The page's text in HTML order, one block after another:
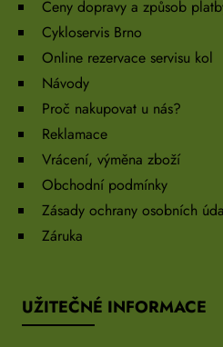
Ceny dopravy a způsob
Cykloservis Brno
Online rezervace servisu kol
Návody
Proč nakupovat u nás?
Reklamace
Vrácení, výměna zboží
Obchodní podmínky
Zásady ochrany osobních
Záruka
UŽITEČNÉ INFORMACE